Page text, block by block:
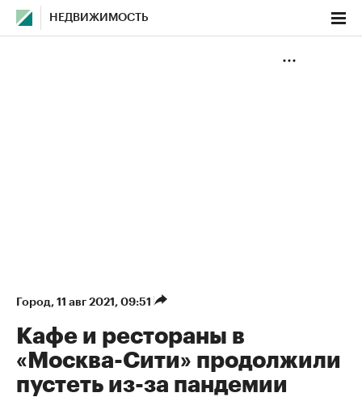
НЕДВИЖИМОСТЬ
Город⁠, 11 авг 2021, 09:51
Кафе и рестораны в
«Москва-Сити» продолжили
пустеть из-за пандемии